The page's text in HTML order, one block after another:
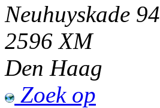
Neuhuyskade 94
2596 XM
Den Haag
Zoek op